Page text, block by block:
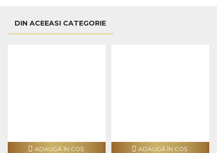
DIN ACEEASI CATEGORIE
ADAUGĂ ÎN COŞ ADAUGĂ ÎN COŞ